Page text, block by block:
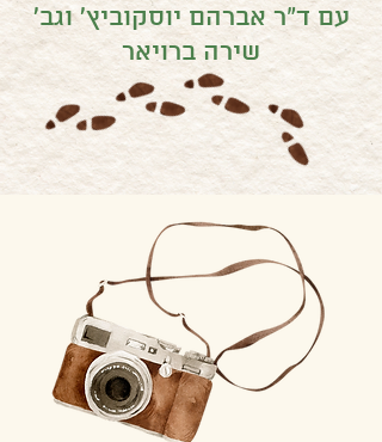
עם ד"ר אברהם יוסקוביץ' וגב'
שירה ברויאר